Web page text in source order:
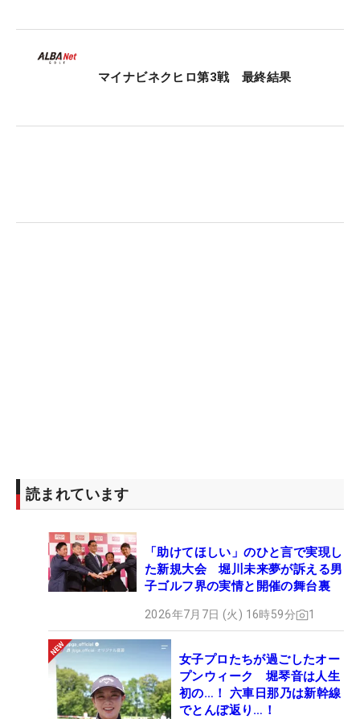
ト・31位タイで2日目を終えた。「ケガをしている
ので、これからどの程度戦えるかというのは未知
数。でも、やるからにはちゃんと勝ちを重ねること
マイナビネクヒロ第3戦 最終結果
読まれています
「助けてほしい」のひと言で実現し
た新規大会 堀川未来夢が訴える男
子ゴルフ界の実情と開催の舞台裏
2026年7月7日 (火) 16時59分 1
女子プロたちが過ごしたオー
プンウィーク 堀琴音は人生
初の…！ 六車日那乃は新幹線
でとんぼ返り…！